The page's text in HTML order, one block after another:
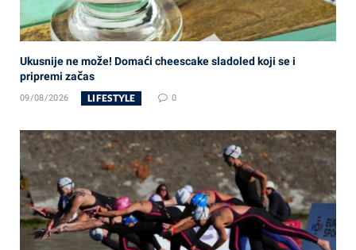
Ukusnije ne može! Domaći cheescake sladoled koji se i
pripremi začas
09/08/2026 LIFESTYLE 0